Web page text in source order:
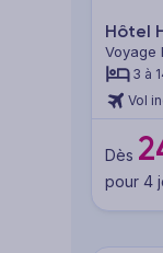
Hôtel
Voyage
3 à
Vol
Dès
pour 4